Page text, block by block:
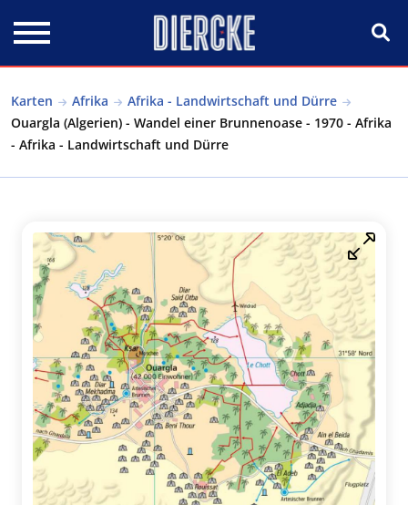
Karten Afrika
Afrika - Landwirtschaft und Dürre
Ouargla (Algerien) - Wandel einer Brunnenoase - 1970 - Afrika
- Afrika - Landwirtschaft und Dürre